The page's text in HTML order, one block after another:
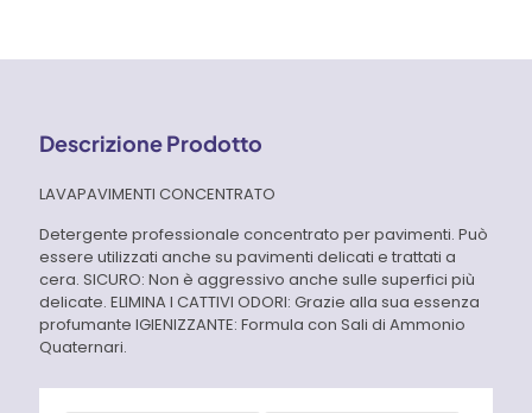
Descrizione Prodotto
LAVAPAVIMENTI CONCENTRATO
Detergente professionale concentrato per pavimenti. Può
essere utilizzati anche su pavimenti delicati e trattati a
cera. SICURO: Non è aggressivo anche sulle superfici più
delicate. ELIMINA I CATTIVI ODORI: Grazie alla sua essenza
profumante IGIENIZZANTE: Formula con Sali di Ammonio
Quaternari.